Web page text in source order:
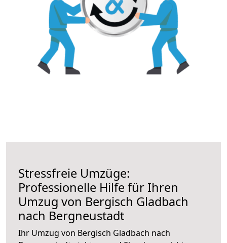
Stressfreie Umzüge:
Professionelle Hilfe für Ihren
Umzug von Bergisch Gladbach
nach Bergneustadt
Ihr Umzug von Bergisch Gladbach nach